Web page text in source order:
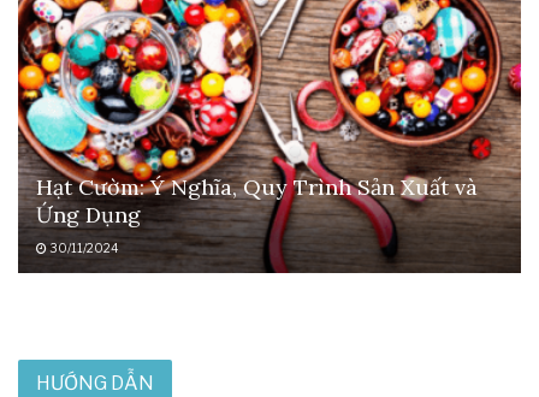
Hạt Cườm: Ý Nghĩa, Quy Trình Sản Xuất và
Ứng Dụng
30/11/2024
HƯỚNG DẪN